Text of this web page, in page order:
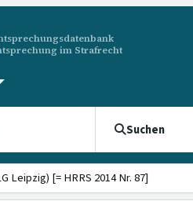
im Strafrecht
Suchen
Leipzig) [= HRRS 2014 Nr. 87]